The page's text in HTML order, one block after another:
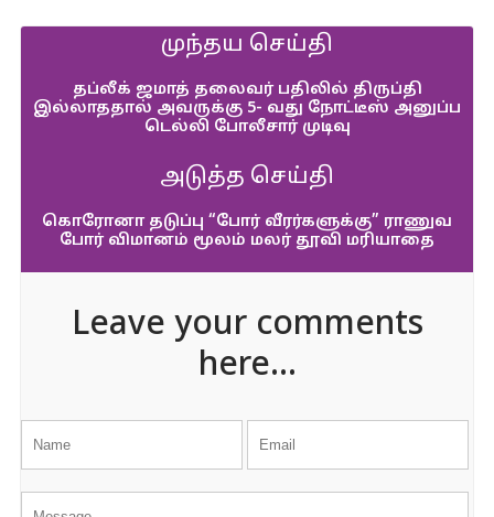
முந்தய செய்தி
தப்லீக் ஜமாத் தலைவர் பதிலில் திருப்தி
இல்லாததால் அவருக்கு 5- வது நோட்டீஸ் அனுப்ப
டெல்லி போலீசார் முடிவு
அடுத்த செய்தி
கொரோனா தடுப்பு “போர் வீரர்களுக்கு” ராணுவ
போர் விமானம் மூலம் மலர் தூவி மரியாதை
Leave your comments
here...